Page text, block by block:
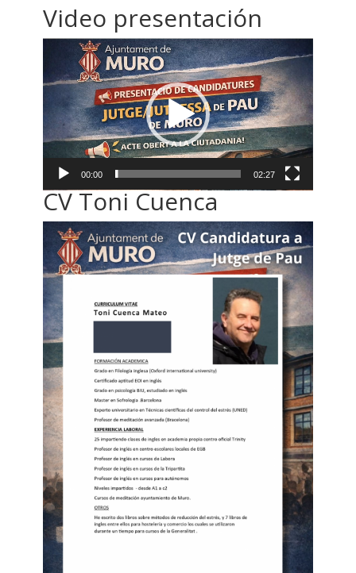
Video presentación
Reproductor
vídeo
00:00 02:27
CVToni Cuenca